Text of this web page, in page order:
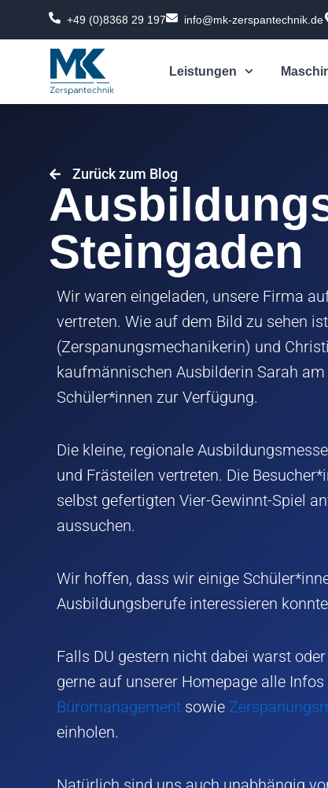
+49 (0)8368 29 197 info@mk-zerspantechnik.de
Leistungen
Zurück zum Blog
Steingaden
Wir waren eingeladen, unsere Firma
vertreten. Wie auf dem Bild zu sehen
(Zerspanungsmechanikerin) und
kaufmännischen Ausbilderin Sarah am
Schüler*innen zur Verfügung.
Die kleine, regionale
und Frästeilen vertreten. Die
selbst gefertigten Vier-Gewinnt-Spiel
aussuchen.
Wir hoffen, dass wir einige
Ausbildungsberufe interessieren
Falls DU gestern nicht dabei warst
gerne auf unserer Homepage alle
Büromanagement sowie
einholen.